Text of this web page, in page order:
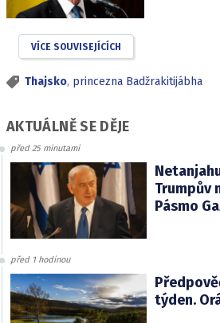
VÍCE SOUVISEJÍCÍCH
Thajsko, princezna Badžrakitijábha
AKTUÁLNĚ SE DĚJE
před 25 minutami
Trumpův
Pásmo
před 1 hodinou
týden.